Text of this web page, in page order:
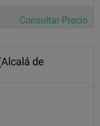
Consultar Precio
de